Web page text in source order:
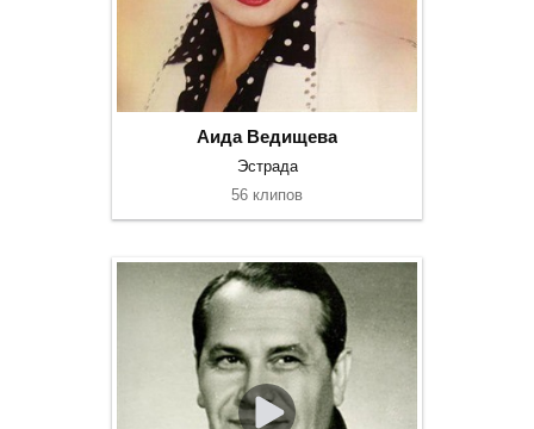
Аида Ведищева
Эстрада
56 клипов